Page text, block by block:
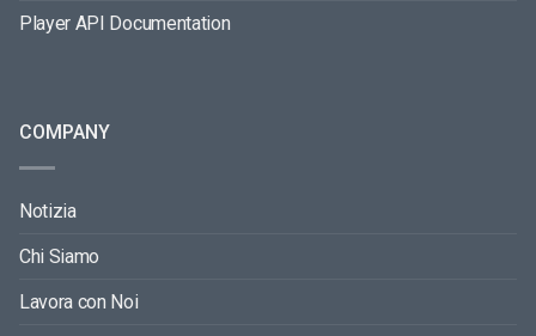
Player API Documentation
COMPANY
Notizia
Chi Siamo
Lavora con Noi